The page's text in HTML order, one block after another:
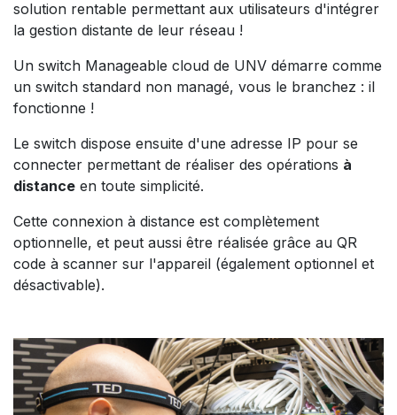
solution rentable permettant aux utilisateurs d'intégrer
la gestion distante de leur réseau !
Un switch Manageable cloud de UNV démarre comme
un switch standard non managé, vous le branchez : il
fonctionne !
Le switch dispose ensuite d'une adresse IP pour se
connecter permettant de réaliser des opérations à
distance en toute simplicité.
Cette connexion à distance est complètement
optionnelle, et peut aussi être réalisée grâce au QR
code à scanner sur l'appareil (également optionnel et
désactivable).